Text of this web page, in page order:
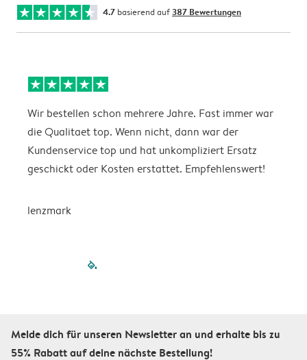
4.7 basierend auf387 Bewertungen
Wir bestellen schon mehrere Jahre. Fast immer war
die Qualitaet top. Wenn nicht, dann war der
Kundenservice top und hat unkompliziert Ersatz
geschickt oder Kosten erstattet. Empfehlenswert!
lenzmark
filled-pagination
Melde dich für unseren Newsletter an und erhalte bis zu
55% Rabatt auf deine nächste Bestellung!